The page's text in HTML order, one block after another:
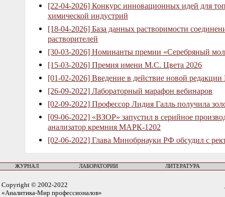
[22-04-2026] Конкурс инновационных идей для
химической индустрий
[18-04-2026] База данных растворимости
растворителей
[30-03-2026] Номинанты премии «Серебряный
[15-03-2026] Премия имени М.С. Цвета 2026
[01-02-2026] Введение в действие новой
[26-09-2022] Лабораторный марафон вебинаров
[02-09-2022] Профессор Лидия Галль получила
[09-06-2022] «ВЗОР» запустил в серийное
анализатор кремния МАРК-1202
[02-06-2022] Глава Минобрнауки РФ обсудил с
ЖУРНАЛ ЛАБОРАТОРИИ ЛИТЕРАТУРА
Copyright © 2002-2022
«Аналитика-Мир профессионалов»